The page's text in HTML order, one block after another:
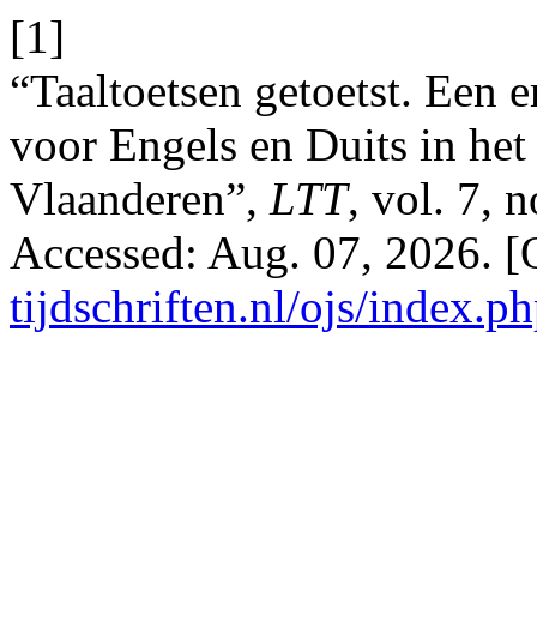
[1]
“Taaltoetsen getoetst. Een
voor Engels en Duits in
Vlaanderen”, LTT, vol. 7,
Accessed: Aug. 07, 2026.
tijdschriften.nl/ojs/